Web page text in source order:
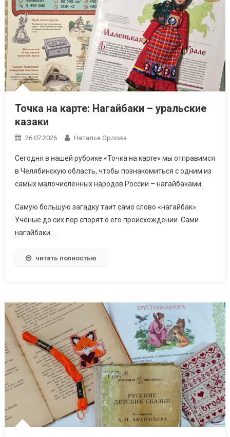
Точка на карте: Нагайбаки – уральские
казаки
26.07.2026 Наталья Орлова
Сегодня в нашей рубрике «Точка на карте» мы отправимся
в Челябинскую область, чтобы познакомиться с одним из
самых малочисленных народов России – нагайбаками.
Самую большую загадку таит само слово «нагайбак».
Учёные до сих пор спорят о его происхождении. Сами
нагайбаки …
читать полностью